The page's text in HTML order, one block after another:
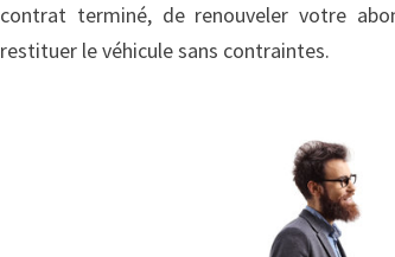
contrat terminé, de renouveler votre
restituer le véhicule sans contraintes.